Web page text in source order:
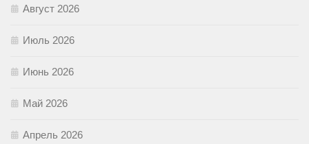
Август 2026
Июль 2026
Июнь 2026
Май 2026
Апрель 2026